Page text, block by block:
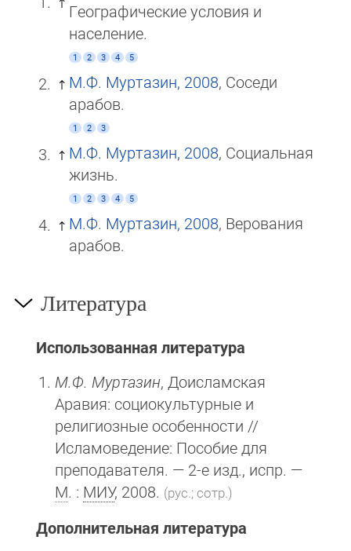
Географические условия и
население.
1 2 3 4 5
М.Ф. Муртазин, 2008, Соседи
арабов.
1 2 3
М.Ф. Муртазин, 2008, Социальная
жизнь.
1 2 3 4 5
М.Ф. Муртазин, 2008, Верования
арабов.
Литература
Использованная литература
М.Ф. Муртазин, Доисламская
Аравия: социокультурные и
религиозные особенности //
Исламоведение: Пособие для
преподавателя. — 2-е изд., испр. —
М. : МИУ, 2008. (рус.; сотр.)
Дополнительная литература